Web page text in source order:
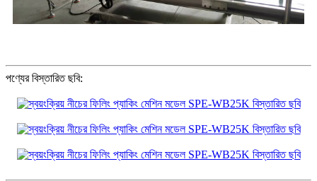
পণ্যের বিস্তারিত ছবি: